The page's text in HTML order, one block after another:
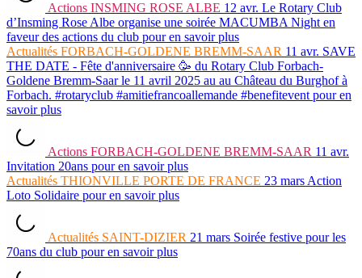
Actions INSMING ROSE ALBE 12 avr. Le Rotary Club
d’Insming Rose Albe organise une soirée MACUMBA Night en
faveur des actions du club pour en savoir plus
Actualités FORBACH-GOLDENE BREMM-SAAR 11 avr. SAVE
THE DATE - Fête d'anniversaire 🥳 du Rotary Club Forbach-
Goldene Bremm-Saar le 11 avril 2025 au au Château du Burghof à
Forbach. #rotaryclub #amitiefrancoallemande #benefitevent pour en
savoir plus
Actions FORBACH-GOLDENE BREMM-SAAR 11 avr.
Invitation 20ans pour en savoir plus
Actualités THIONVILLE PORTE DE FRANCE 23 mars Action
Loto Solidaire pour en savoir plus
Actualités SAINT-DIZIER 21 mars Soirée festive pour les
70ans du club pour en savoir plus